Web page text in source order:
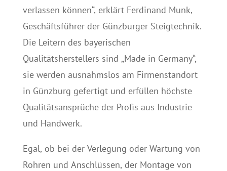
verlassen können“, erklärt Ferdinand Munk,
Geschäftsführer der Günzburger Steigtechnik.
Die Leitern des bayerischen
Qualitätsherstellers sind „Made in Germany“,
sie werden ausnahmslos am Firmenstandort
in Günzburg gefertigt und erfüllen höchste
Qualitätsansprüche der Profis aus Industrie
und Handwerk.
Egal, ob bei der Verlegung oder Wartung von
Rohren und Anschlüssen, der Montage von